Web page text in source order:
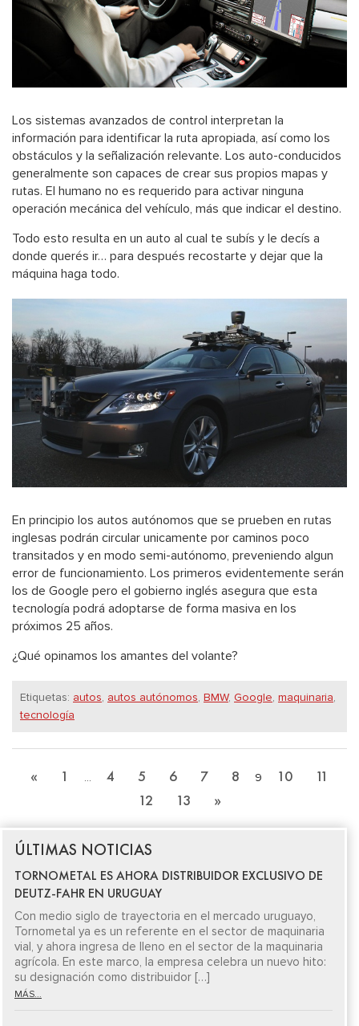
Los sistemas avanzados de control interpretan la
información para identificar la ruta apropiada, así como los
obstáculos y la señalización relevante. Los auto-conducidos
generalmente son capaces de crear sus propios mapas y
rutas. El humano no es requerido para activar ninguna
operación mecánica del vehículo, más que indicar el destino.
Todo esto resulta en un auto al cual te subís y le decís a
donde querés ir… para después recostarte y dejar que la
máquina haga todo.
En principio los autos autónomos que se prueben en rutas
inglesas podrán circular unicamente por caminos poco
transitados y en modo semi-autónomo, preveniendo algun
error de funcionamiento. Los primeros evidentemente serán
los de Google pero el gobierno inglés asegura que esta
tecnología podrá adoptarse de forma masiva en los
próximos 25 años.
¿Qué opinamos los amantes del volante?
Etiquetas: autos, autos autónomos, BMW, Google, maquinaria,
tecnología
« 1 … 4 5 6 7 8 9 10
11
12
13 »
ÚLTIMAS NOTICIAS
TORNOMETAL ES AHORA DISTRIBUIDOR EXCLUSIVO DE
DEUTZ-FAHR EN URUGUAY
Con medio siglo de trayectoria en el mercado uruguayo,
Tornometal ya es un referente en el sector de maquinaria
vial, y ahora ingresa de lleno en el sector de la maquinaria
agrícola. En este marco, la empresa celebra un nuevo hito:
su designación como distribuidor […]
MÁS...